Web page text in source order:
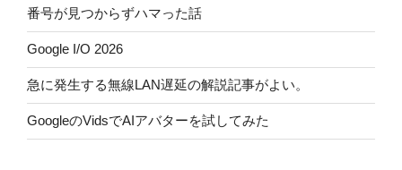
番号が見つからずハマった話
Google I/O 2026
急に発生する無線LAN遅延の解説記事がよい。
GoogleのVidsでAIアバターを試してみた